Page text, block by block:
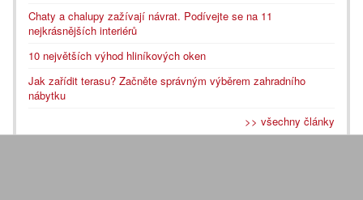
Chaty a chalupy zažívají návrat. Podívejte se na 11
nejkrásnějších interiérů
10 největších výhod hliníkových oken
Jak zařídit terasu? Začněte správným výběrem zahradního
nábytku
>> všechny články